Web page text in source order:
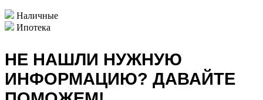
Наличные
Ипотека
НЕ НАШЛИ НУЖНУЮ
ИНФОРМАЦИЮ? ДАВАЙТЕ